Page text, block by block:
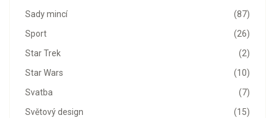
(87)
Sady mincí
(26)
Sport
(2)
Star Trek
(10)
Star Wars
(7)
Svatba
(15)
Světový design